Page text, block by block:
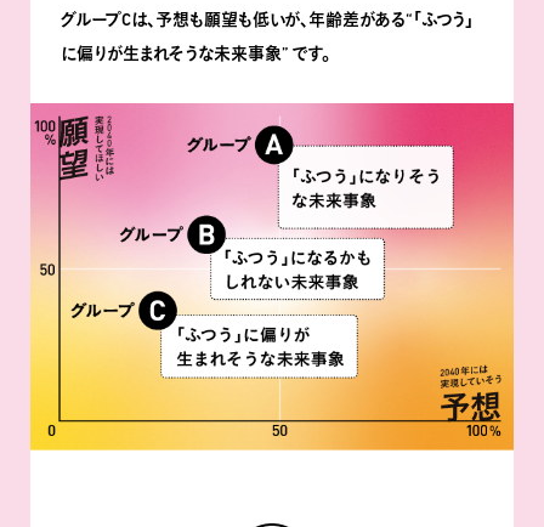
グループCは､予想も願望も低いが､年齢差がある“｢ふつう｣
に偏りが生まれそうな未来事象” です。